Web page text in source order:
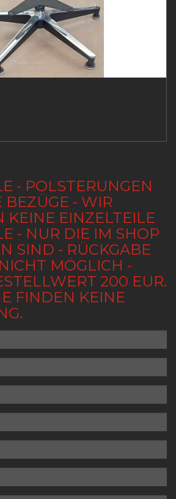
- POLSTERUNGEN
BEZÜGE - WIR
KEINE EINZELTEILE
- NUR DIE IM SHOP
SIND - RÜCKGABE
MÖGLICH -
200 EUR.
FINDEN KEINE